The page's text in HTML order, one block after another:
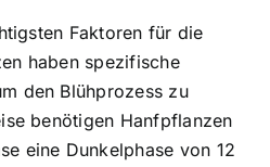
Faktoren für die
haben spezifische
den Blühprozess zu
benötigen Hanfpflanzen
eine Dunkelphase von 12